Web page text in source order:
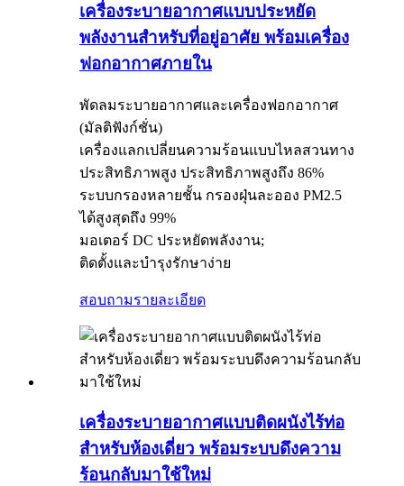
เครื่องระบายอากาศแบบประหยัด
พลังงานสำหรับที่อยู่อาศัย พร้อมเครื่อง
ฟอกอากาศภายใน
พัดลมระบายอากาศและเครื่องฟอกอากาศ
(มัลติฟังก์ชั่น)
เครื่องแลกเปลี่ยนความร้อนแบบไหลสวนทาง
ประสิทธิภาพสูง ประสิทธิภาพสูงถึง 86%
ระบบกรองหลายชั้น กรองฝุ่นละออง PM2.5
ได้สูงสุดถึง 99%
มอเตอร์ DC ประหยัดพลังงาน;
ติดตั้งและบำรุงรักษาง่าย
สอบถามรายละเอียด
เครื่องระบายอากาศแบบติดผนังไร้ท่อ
สำหรับห้องเดี่ยว พร้อมระบบดึงความ
ร้อนกลับมาใช้ใหม่